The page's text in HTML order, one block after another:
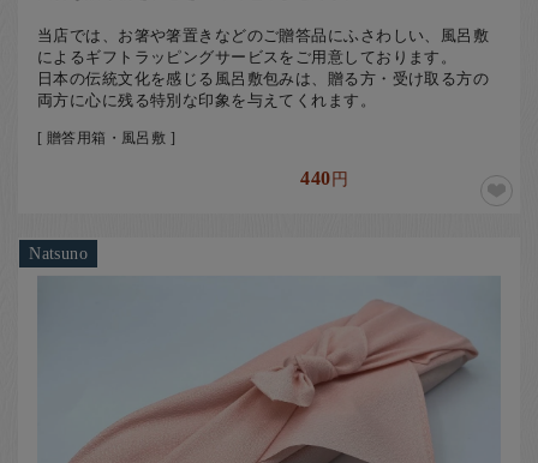
当店では、お箸や箸置きなどのご贈答品にふさわしい、風呂敷
によるギフトラッピングサービスをご用意しております。
日本の伝統文化を感じる風呂敷包みは、贈る方・受け取る方の
両方に心に残る特別な印象を与えてくれます。
[ 贈答用箱・風呂敷 ]
440円
Natsuno